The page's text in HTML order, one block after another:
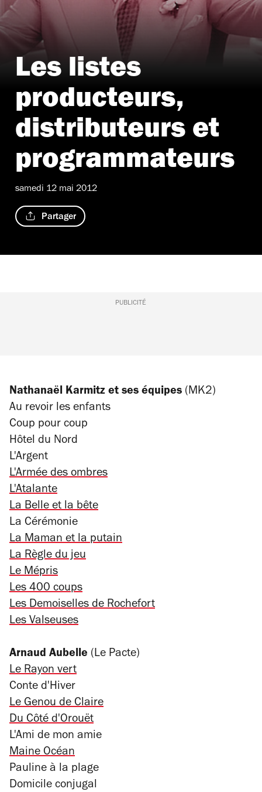
Les listes
producteurs,
distributeurs et
programmateurs
samedi 12 mai 2012
Partager
PUBLICITÉ
Nathanaël Karmitz et ses équipes (MK2)
Au revoir les enfants
Coup pour coup
Hôtel du Nord
L'Argent
L'Armée des ombres
L'Atalante
La Belle et la bête
La Cérémonie
La Maman et la putain
La Règle du jeu
Le Mépris
Les 400 coups
Les Demoiselles de Rochefort
Les Valseuses
Arnaud Aubelle (Le Pacte)
Le Rayon vert
Conte d'Hiver
Le Genou de Claire
Du Côté d'Orouët
L'Ami de mon amie
Maine Océan
Pauline à la plage
Domicile conjugal